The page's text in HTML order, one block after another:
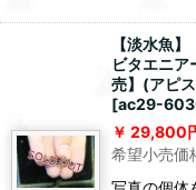
【淡水魚
ビタエニア
売】(アピ
[ac29-
29,800
希望小売価